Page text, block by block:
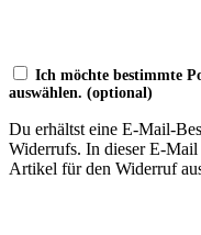
Ich möchte bestimmte
auswählen. (optional)
Du erhältst eine E-Mail-
Widerrufs. In dieser E-
Artikel für den Widerruf